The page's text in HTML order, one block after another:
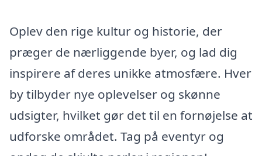
Oplev den rige kultur og historie, der
præger de nærliggende byer, og lad dig
inspirere af deres unikke atmosfære. Hver
by tilbyder nye oplevelser og skønne
udsigter, hvilket gør det til en fornøjelse at
udforske området. Tag på eventyr og